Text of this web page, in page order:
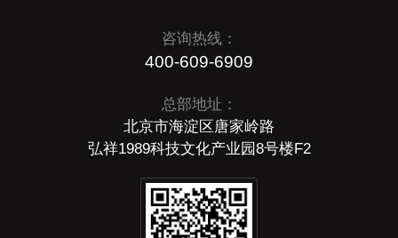
咨询热线：
400-609-6909
总部地址：
北京市海淀区唐家岭路
弘祥1989科技文化产业园8号楼F2